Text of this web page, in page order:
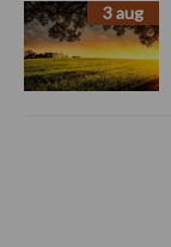
3 aug